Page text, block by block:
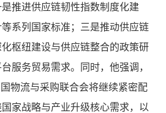
推进供应链韧性指数制度化建
系列国家标准；三是推动供应链
枢纽建设与供应链整合的政策研
服务贸易需求。同时，他强调，
物流与采购联合会将继续紧密配
家战略与产业升级核心需求，以